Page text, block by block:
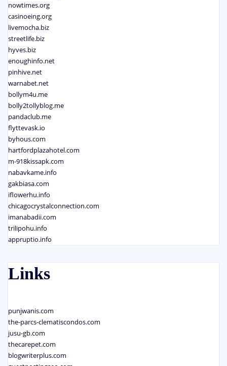
nowtimes.org
casinoeing.org
livemocha.biz
streetlife.biz
hyves.biz
enoughinfo.net
pinhive.net
warnabet.net
bollym4u.me
bolly2tollyblog.me
pandaclub.me
flyttevask.io
byhous.com
hartfordplazahotel.com
m-918kissapk.com
nabavkame.info
gakbiasa.com
iflowerhu.info
chicagocrystalconnection.com
imanabadii.com
trilipohu.info
appruptio.info
Links
punjwanis.com
the-parcs-clematiscondos.com
jusu-gb.com
thecarepet.com
blogwriterplus.com